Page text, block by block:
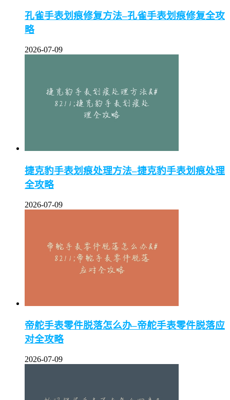
孔雀手表划痕修复方法–孔雀手表划痕修复全攻
略
2026-07-09
捷克豹手表划痕处理方法–捷克豹手表划痕处理
全攻略
2026-07-09
帝舵手表零件脱落怎么办–帝舵手表零件脱落应
对全攻略
2026-07-09